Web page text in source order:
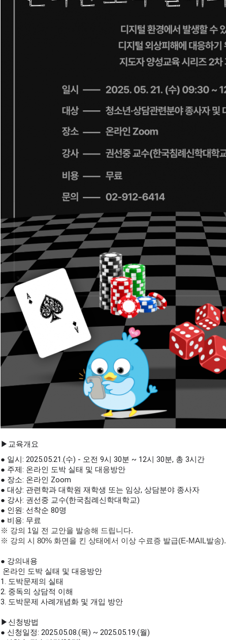
▶교육개요
● 일시: 2025.05.21.(수) - 오전 9시 30분 ~ 12시 30분, 총 3시간
● 주제: 온라인 도박 실태 및 대응방안
● 장소: 온라인 Zoom
● 대상: 관련학과 대학원 재학생 또는 임상, 상담분야 종사자
● 강사: 권선중 교수(한국침례신학대학교)
● 인원: 선착순 80명
● 비용: 무료
※ 강의 1일 전 교안을 발송해 드립니다.
※ 강의 시 80% 화면을 킨 상태에서 이상 수료증 발급(E-MAIL발송).
● 강의내용
온라인 도박 실태 및 대응방안
1. 도박문제의 실태
2. 중독의 상담적 이해
3. 도박문제 사례개념화 및 개입 방안
▶신청방법
● 신청일정: 2025.05.08.(목) ~ 2025.05.19.(월)